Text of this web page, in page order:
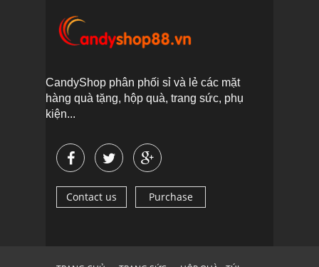
CandyShop phân phối sỉ và lẻ các mặt
hàng quà tặng, hộp quà, trang sức, phụ
kiện...
Contact us Purchase